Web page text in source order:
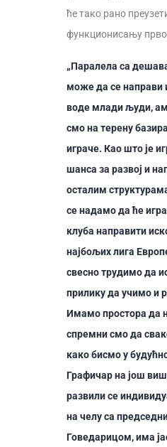
ће тако рано
функционисању
„Паралела са
може да се направи
воде млади људи,
смо на терену
играче. Као што је
шанса за развој и
осталим
се надамо да ће
клуба направити
најбољих лига
свесно трудимо да
прилику да учимо и
Имамо простора да
спремни смо да
како бисмо у
Графичар на још
развили се
на челу са
Говедарицом, има